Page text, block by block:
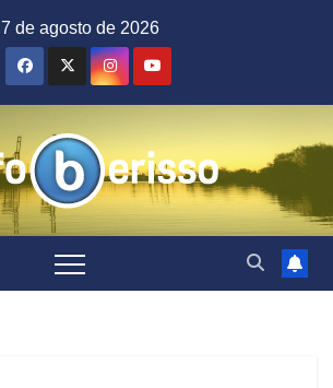
7 de agosto de 2026